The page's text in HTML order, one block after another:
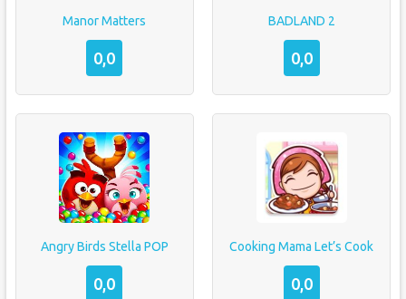
Manor Matters
0,0
BADLAND 2
0,0
Angry Birds Stella POP
0,0
Cooking Mama Let’s Cook
0,0